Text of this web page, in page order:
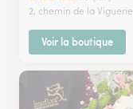
2, chemin de la Viguerie
Voir la boutique